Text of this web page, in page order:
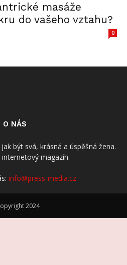
masáže
do vašeho vztahu?
0
O NÁS
být svá, krásná a úspěšná žena.
internetový magazín.
info@press-media.cz
2024